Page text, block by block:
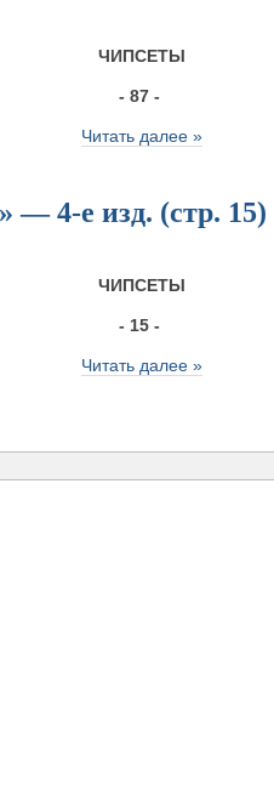
ЧИПСЕТЫ
- 87 -
Читать далее »
— 4-е изд. (стр. 15)
ЧИПСЕТЫ
- 15 -
Читать далее »